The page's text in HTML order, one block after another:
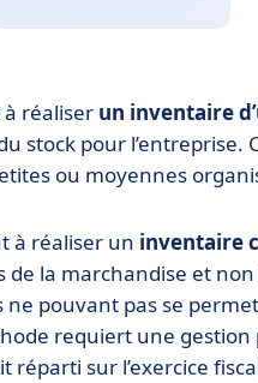
réaliser un inventaire
stock pour l’entreprise.
ou moyennes
à réaliser un inventaire
la marchandise et
ne pouvant pas se
requiert une gestion
sur l’exercice